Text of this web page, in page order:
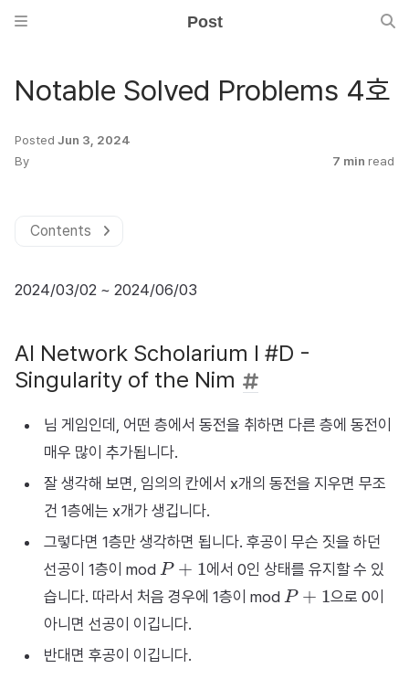
Post
Notable Solved Problems 4호
Posted Jun 3, 2024
By
7 min read
Contents
2024/03/02 ~ 2024/06/03
AI Network Scholarium I #D -
Singularity of the Nim
님 게임인데, 어떤 층에서 동전을 취하면 다른 층에 동전이
매우 많이 추가됩니다.
잘 생각해 보면, 임의의 칸에서 x개의 동전을 지우면 무조
건 1층에는 x개가 생깁니다.
그렇다면 1층만 생각하면 됩니다. 후공이 무슨 짓을 하던
선공이 1층이 mod
P+
에서 0인 상태를 유지할 수 있
습니다. 따라서 처음 경우에 1층이 mod
P+ 1
으로 0이
아니면 선공이 이깁니다.
반대면 후공이 이깁니다.